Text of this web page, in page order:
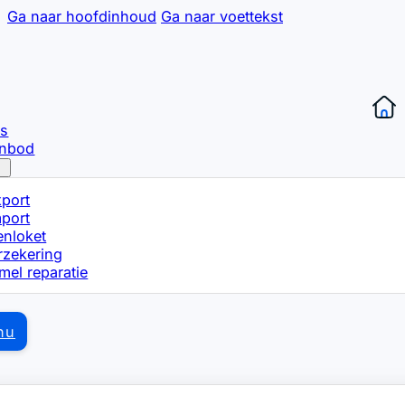
Ga naar hoofdinhoud Ga naar voettekst
reparatie